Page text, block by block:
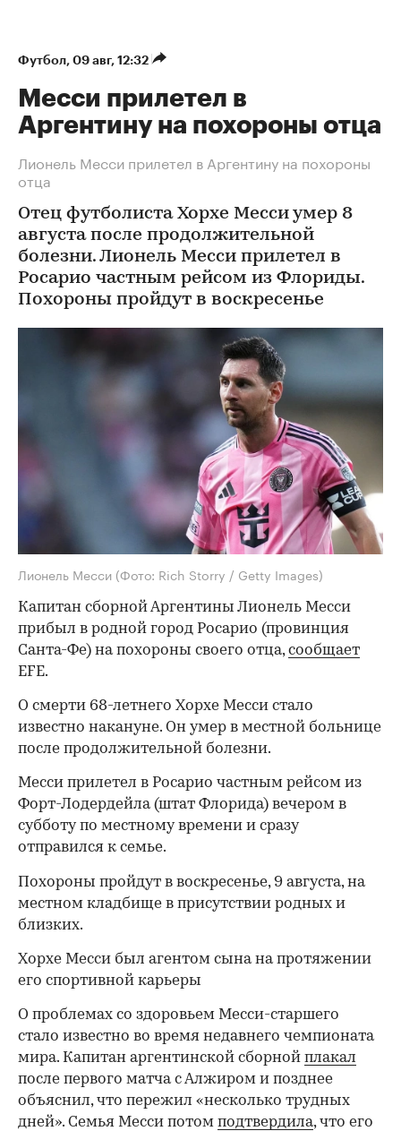
Футбол⁠, 09 авг, 12:32
Месси прилетел в
Аргентину на похороны отца
Лионель Месси прилетел в Аргентину на похороны
отца
Отец футболиста Хорхе Месси умер 8
августа после продолжительной
болезни. Лионель Месси прилетел в
Росарио частным рейсом из Флориды.
Похороны пройдут в воскресенье
Лионель Месси (Фото: Rich Storry / Getty Images)
Капитан сборной Аргентины Лионель Месси
прибыл в родной город Росарио (провинция
Санта-Фе) на похороны своего отца,сообщает
EFE.
О смерти 68-летнего Хорхе Месси стало
известно накануне. Он умер в местной больнице
после продолжительной болезни.
Месси прилетел в Росарио частным рейсом из
Форт-Лодердейла (штат Флорида) вечером в
субботу по местному времени и сразу
отправился к семье.
00:00 / 00:00
Похороны пройдут в воскресенье, 9 августа, на
местном кладбище в присутствии родных и
близких.
Хорхе Месси был агентом сына на протяжении
его спортивной карьеры
О проблемах со здоровьем Месси-старшего
стало известно во время недавнего чемпионата
мира. Капитан аргентинской сборной плакал
после первого матча с Алжиром и позднее
объяснил, что пережил «несколько трудных
дней». Семья Месси потом подтвердила, что его